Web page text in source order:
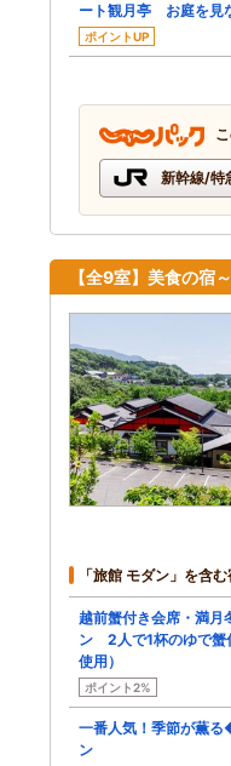
ート観月亭 お庭を見
ポイントUP
新幹線/特
【全9室】美食の宿
「旅館 モダン」を含
越前蟹付き会席・満月
ン 2人で1杯のゆで蟹
使用）
ポイント2%
一番人気！季節が薫
ン